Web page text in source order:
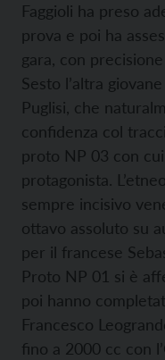
Faggioli ha preso
prova e poi ha
gara, con
Sesto l’altra
Puglisi, che
confidenza col
proto NP 03 con
protagonista.
sempre incisivo
ottavo assoluto su
per il francese
Proto NP 01 si è
poi hanno
Francesco
fino a 2000 cc con